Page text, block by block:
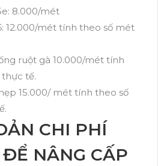
8.000/mét
12.000/mét tính theo số mét
ruột gà 10.000/mét tính
tế.
15.000/ mét tính theo số
CHI PHÍ
NÂNG CẤP